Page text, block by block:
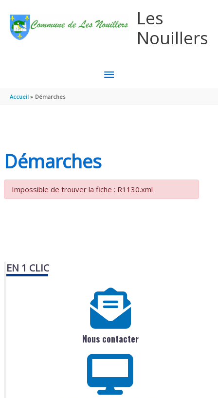
Les
Nouillers
MENU
Accueil Démarches
Démarches
Impossible de trouver la fiche : R1130.xml
EN 1 CLIC
Nous contacter